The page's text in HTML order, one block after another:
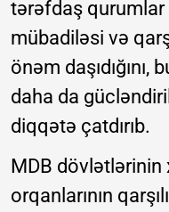
tərəfdaş qurumlar
mübadiləsi və
önəm daşıdığını,
daha da
diqqətə çatdırıb.
MDB
orqanlarının